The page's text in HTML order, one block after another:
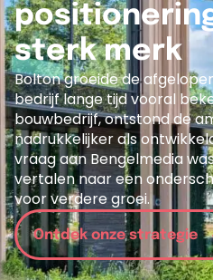
sterk merk
Bolton groeide de
bedrijf lange tijd vooral
bouwbedrijf, ontstond de
nadrukkelijker als
vraag aan Bengelmedia
vertalen naar een
voor verdere groei.
Ontdek onze strategie